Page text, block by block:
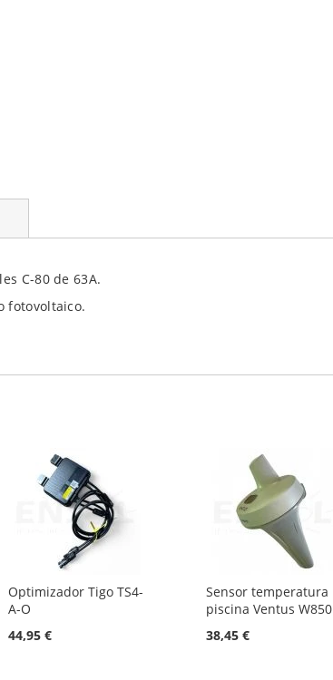
C-80 de 63A.
fotovoltaico.
Optimizador Tigo TS4-
A-O
44,95 €
Sensor temperatura
piscina Ventus W850
38,45 €